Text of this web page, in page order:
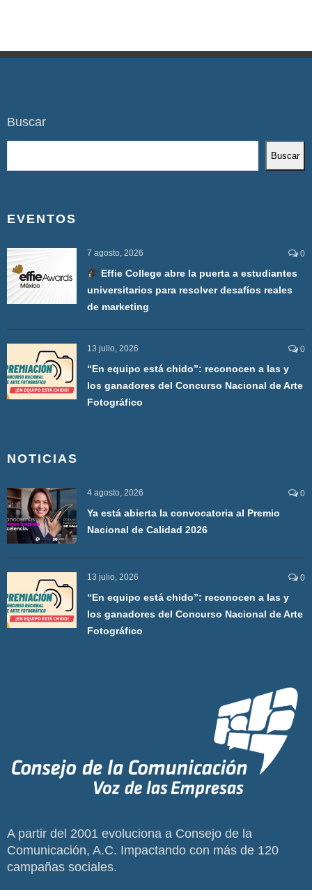
Buscar
Buscar
EVENTOS
7 agosto, 2026 0
Effie College abre la puerta a estudiantes
universitarios para resolver desafíos reales
de marketing
13 julio, 2026 0
“En equipo está chido”: reconocen a las y
los ganadores del Concurso Nacional de Arte
Fotográfico
NOTICIAS
4 agosto, 2026 0
Ya está abierta la convocatoria al Premio
Nacional de Calidad 2026
13 julio, 2026 0
“En equipo está chido”: reconocen a las y
los ganadores del Concurso Nacional de Arte
Fotográfico
A partir del 2001 evoluciona a Consejo de la
Comunicación, A.C. Impactando con más de 120
campañas sociales.